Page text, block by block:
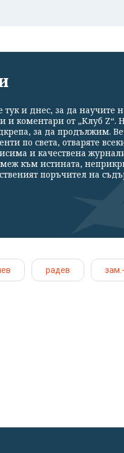
и днес, за да научите
и коментари от „Клуб
за да продължим.
по света, отваряте
и качествена
към истината,
поръчител на
радев